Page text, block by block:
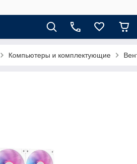
Компьютеры и комплектующие